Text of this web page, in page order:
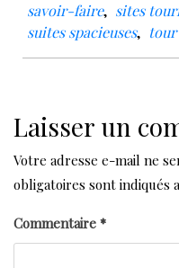
savoir-faire, sites
suites spacieuses,
Laisser un
Votre adresse e-mail ne
obligatoires sont indiqués
Commentaire *